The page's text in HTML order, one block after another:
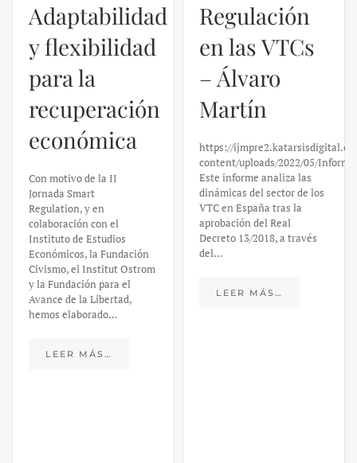
Adaptabilidad
y flexibilidad
para la
recuperación
económica
Con motivo de la II
Jornada Smart
Regulation, y en
colaboración con el
Instituto de Estudios
Económicos, la Fundación
Civismo, el Institut Ostrom
y la Fundación para el
Avance de la Libertad,
hemos elaborado…
LEER MÁS…
Regulación
en las VTCs
– Álvaro
Martín
https://
content/uploads/2022/05/
Este informe analiza las
dinámicas del sector de los
VTC en España tras la
aprobación del Real
Decreto 13/2018, a través
del…
LEER MÁS…